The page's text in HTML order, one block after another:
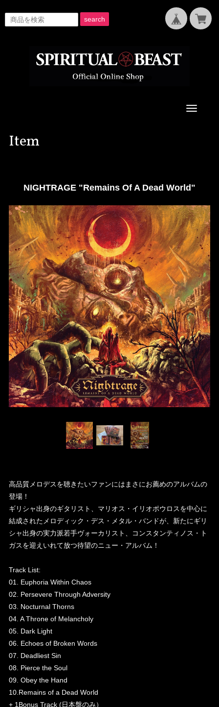
search
Toggle
Item
NIGHTRAGE "Remains Of A Dead World"
高品質メロデスを聴きたいファンにはまさにお薦めのアルバムの
登場！
ギリシャ出身のギタリスト、マリオス・イリオポウロスを中心に
結成されたメロディック・デス・メタル・バンドが、新たにギリ
シャ出身の実力派若手ヴォーカリスト、コンスタンティノス・ト
ガスを迎えいれて放つ待望のニュー・アルバム！
Track List:
01. Euphoria Within Chaos
02. Persevere Through Adversity
03. Nocturnal Thorns
04. A Throne of Melancholy
05. Dark Light
06. Echoes of Broken Words
07. Deadliest Sin
08. Pierce the Soul
09. Obey the Hand
10.Remains of a Dead World
+ 1Bonus Track (日本盤のみ）